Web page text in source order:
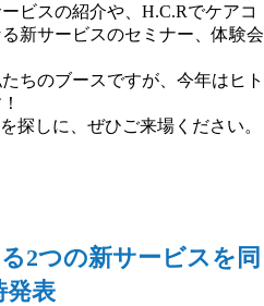
ビスの紹介や、H.C.Rでケアコ
新サービスのセミナー、体験会
ちのブースですが、今年はヒト
探しに、ぜひご来場ください。
2つの新サービスを同
発表